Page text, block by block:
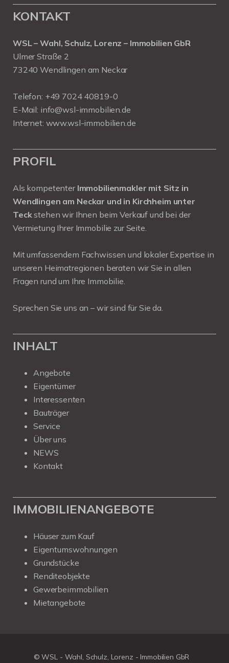
KONTAKT
WSL – Wahl, Schulz, Lorenz – Immobilien GbR
Ulmer Straße 2
73240 Wendlingen am Neckar
Telefon: +49 7024 40819-0
E-Mail: info@wsl-immobilien.de
Internet: www.wsl-immobilien.de
PROFIL
Als kompetenter Immobilienmakler mit Sitz in
Wendlingen am Neckar und in Kirchheim unter
Teckstehen wir Ihnen beim Verkauf und bei der
Vermietung Ihrer Immobilie zur Seite.
Mit umfassendem Fachwissen und lokaler Expertise in
unseren Heimatregionen beraten wir Sie in allen
Fragen rund um Ihre Immobilie.
Sprechen Sie uns an – wir sind für Sie da.
INHALT
Angebote
Eigentümer
Interessenten
Bauträger
Service
Über uns
NEWS
Kontakt
IMMOBILIENANGEBOTE
Häuser zum Kauf
Eigentumswohnungen
Grundstücke
Renditeobjekte
Gewerbeimmobilien
Mietangebote
© WSL - Wahl, Schulz, Lorenz - Immobilien GbR